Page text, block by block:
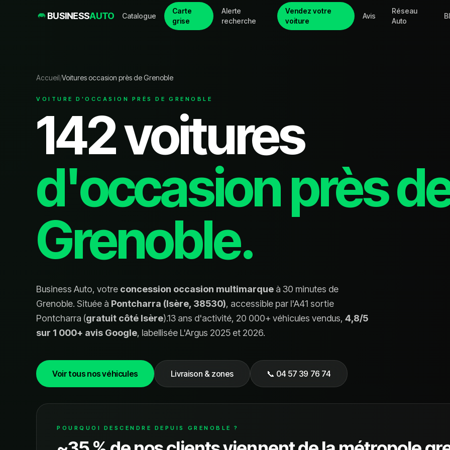
BUSINESSAUTO Catalogue
Carte
grise
Alerte
recherche
Vendez votre
voiture
Avis
Réseau
Auto
Accueil/Voitures occasion près de Grenoble
VOITURE D'OCCASION PRÈS DE GRENOBLE
142voitures
d'occasion près
Grenoble.
Business Auto, votre concession occasion multimarque à 30 minutes de
Grenoble. Située à Pontcharra (Isère, 38530), accessible par l'A41 sortie
Pontcharra (gratuit côté Isère).13 ans d'activité, 20 000+ véhicules vendus, 4,8/5
sur 1 000+ avis Google, labellisée L'Argus 2025 et 2026.
Voir tous nos véhicules Livraison & zones 📞 04 57 39 76 74
POURQUOI DESCENDRE DEPUIS GRENOBLE ?